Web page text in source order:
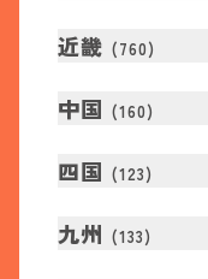
近畿 (760)
中国 (160)
四国 (123)
九州 (133)